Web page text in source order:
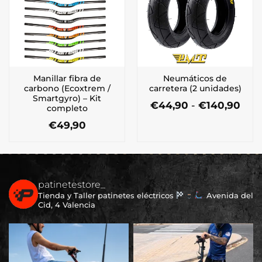
Manillar fibra de
carbono (Ecoxtrem /
Smartgyro) – Kit
completo
€49,90
variantes.
Las
opciones
se
elegir
en
Neumáticos de
carretera (2 unidades)
€44,90 - €140,90
múltiples
variantes.
Las
opciones
se
pueden
elegir
en
la
patinetestore_
Tienda y Taller patinetes eléctricos
Avenida del
Cid, 4 Valencia